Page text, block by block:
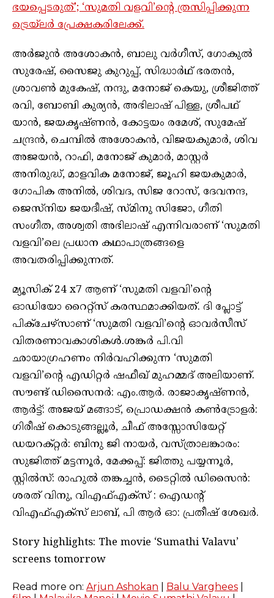
ഭയപ്പെടരുത്’; ‘സുമതി വളവി’ന്റെ ത്രസിപ്പിക്കുന്ന
ട്രെയ്‌ലർ പ്രേക്ഷകരിലേക്ക്.
അർജുൻ അശോകൻ, ബാലു വർഗീസ്, ഗോകുൽ
സുരേഷ്, സൈജു കുറുപ്പ്, സിദ്ധാർഥ് ഭരതൻ,
ശ്രാവൺ മുകേഷ്, നന്ദു, മനോജ്‌ കെയു, ശ്രീജിത്ത്‌
രവി, ബോബി കുര്യൻ, അഭിലാഷ് പിള്ള, ശ്രീപഥ്
യാൻ, ജയകൃഷ്ണൻ, കോട്ടയം രമേശ്‌, സുമേഷ്
ചന്ദ്രൻ, ചെമ്പിൽ അശോകൻ, വിജയകുമാർ, ശിവ
അജയൻ, റാഫി, മനോജ്‌ കുമാർ, മാസ്റ്റർ
അനിരുദ്ധ്, മാളവിക മനോജ്‌, ജൂഹി ജയകുമാർ,
ഗോപിക അനിൽ, ശിവദ, സിജ റോസ്, ദേവനന്ദ,
ജെസ്‌നിയ ജയദീഷ്, സ്മിനു സിജോ, ഗീതി
സംഗീത, അശ്വതി അഭിലാഷ് എന്നിവരാണ് ‘സുമതി
വളവി’ലെ പ്രധാന കഥാപാത്രങ്ങളെ
അവതരിപ്പിക്കുന്നത്.
മ്യൂസിക് 24 x7 ആണ് ‘സുമതി വളവി’ന്റെ
ഓഡിയോ റൈറ്റ്സ് കരസ്ഥമാക്കിയത്. ദി പ്ലോട്ട്
പിക്‌ചേഴ്‌സാണ് ‘സുമതി വളവി’ന്റെ ഓവർസീസ്
വിതരണാവകാശികൾ.ശങ്കർ പി.വി
ഛായാഗ്രഹണം നിർവഹിക്കുന്ന ‘സുമതി
വളവി’ന്റെ എഡിറ്റർ ഷഫീഖ് മുഹമ്മദ് അലിയാണ്.
സൗണ്ട് ഡിസൈനർ: എം.ആർ. രാജാകൃഷ്ണൻ,
ആർട്ട്: അജയ് മങ്ങാട്, പ്രൊഡക്ഷൻ കൺട്രോളർ:
ഗിരീഷ് കൊടുങ്ങല്ലൂർ, ചീഫ് അസ്സോസിയേറ്റ്
ഡയറക്റ്റർ: ബിനു ജി നായർ, വസ്ത്രാലങ്കാരം:
സുജിത്ത് മട്ടന്നൂർ, മേക്കപ്പ്: ജിത്തു പയ്യന്നൂർ,
സ്റ്റിൽസ്: രാഹുൽ തങ്കച്ചൻ, ടൈറ്റിൽ ഡിസൈൻ:
ശരത് വിനു, വിഎഫ്എക്സ് : ഐഡന്റ്
വിഎഫ്എക്സ് ലാബ്, പി ആർ ഓ: പ്രതീഷ് ശേഖർ.
Story highlights: The movie ‘Sumathi Valavu’
screens tomorrow
Read more on: Arjun Ashokan Balu Varghees